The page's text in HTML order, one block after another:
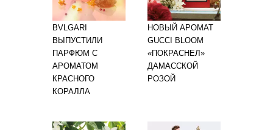
BVLGARI
ВЫПУСТИЛИ
ПАРФЮМ С
АРОМАТОМ
КРАСНОГО
КОРАЛЛА
НОВЫЙ АРОМАТ
GUCCI BLOOM
«ПОКРАСНЕЛ»
ДАМАССКОЙ
РОЗОЙ